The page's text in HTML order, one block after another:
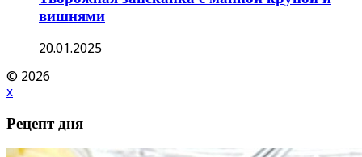
вишнями
20.01.2025
© 2026
x
Рецепт дня